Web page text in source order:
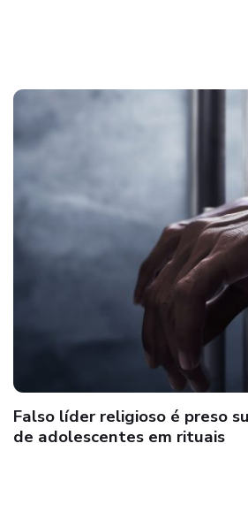
Falso líder religioso é preso
de adolescentes em rituais